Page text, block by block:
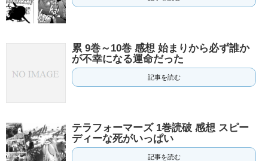
累 9巻～10巻 感想 始まりから必ず誰か
が不幸になる運命だった
記事を読む
テラフォーマーズ 1巻読破 感想 スピー
ディーな死がいっぱい
記事を読む